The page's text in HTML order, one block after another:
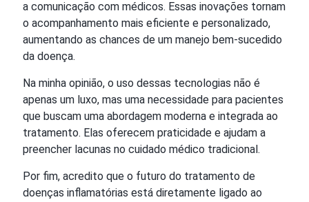
a comunicação com médicos. Essas inovações tornam
o acompanhamento mais eficiente e personalizado,
aumentando as chances de um manejo bem-sucedido
da doença.
Na minha opinião, o uso dessas tecnologias não é
apenas um luxo, mas uma necessidade para pacientes
que buscam uma abordagem moderna e integrada ao
tratamento. Elas oferecem praticidade e ajudam a
preencher lacunas no cuidado médico tradicional.
Por fim, acredito que o futuro do tratamento de
doenças inflamatórias está diretamente ligado ao